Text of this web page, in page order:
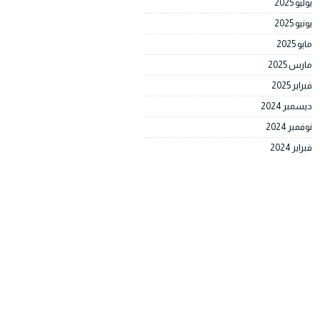
يوليو 2025
يونيو 2025
مايو 2025
مارس 2025
فبراير 2025
ديسمبر 2024
نوفمبر 2024
فبراير 2024